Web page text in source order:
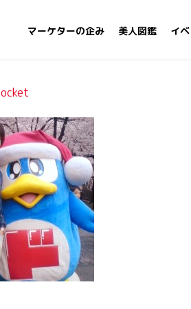
マーケターの企み 美人図鑑 イ